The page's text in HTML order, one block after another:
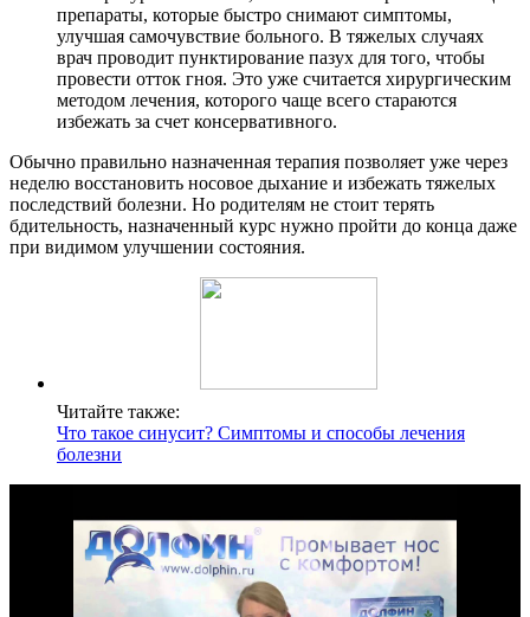
препараты, которые быстро снимают симптомы,
улучшая самочувствие больного. В тяжелых случаях
врач проводит пунктирование пазух для того, чтобы
провести отток гноя. Это уже считается хирургическим
методом лечения, которого чаще всего стараются
избежать за счет консервативного.
Обычно правильно назначенная терапия позволяет уже через
неделю восстановить носовое дыхание и избежать тяжелых
последствий болезни. Но родителям не стоит терять
бдительность, назначенный курс нужно пройти до конца даже
при видимом улучшении состояния.
Читайте также:
Что такое синусит? Симптомы и способы лечения
болезни